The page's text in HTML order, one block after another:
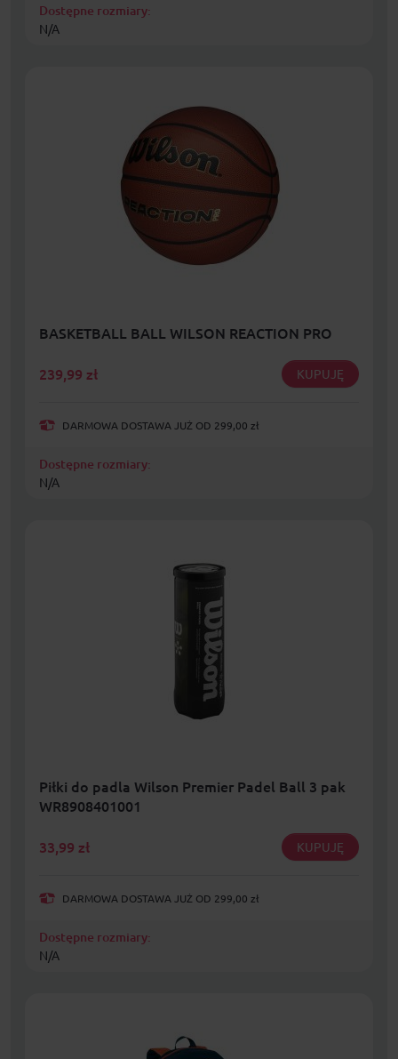
Dostępne rozmiary:
N/A
BASKETBALL BALL WILSON REACTION PRO
239,99 zł KUPUJĘ
DARMOWA DOSTAWA JUŻ OD 299,00 zł
Dostępne rozmiary:
N/A
Piłki do padla Wilson Premier Padel Ball 3 pak
WR8908401001
33,99 zł KUPUJĘ
DARMOWA DOSTAWA JUŻ OD 299,00 zł
Dostępne rozmiary:
N/A